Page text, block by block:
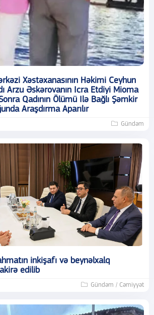
Xəstəxanasının Həkimi Ceyhun
Arzu Əskərovanın Icra Etdiyi Mioma
Qadının Ölümü Ilə Bağlı Şəmkir
Araşdırma Aparılır
Gündəm
inkişafı və beynəlxalq
edilib
Gündəm / Cəmiyyət